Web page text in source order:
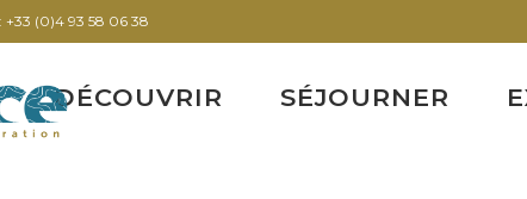
+33 (0)4 93 58 06 38
DÉCOUVRIR SÉJOURNER